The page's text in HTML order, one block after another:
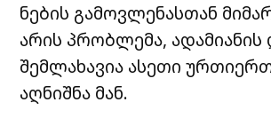
ნების გამოვლენასთან
არის პრობლემა, ადამიანის
შემლახავია ასეთი
აღნიშნა მან.